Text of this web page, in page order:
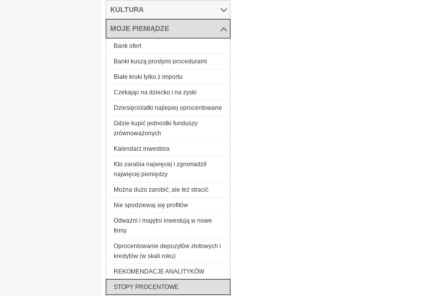
KULTURA
MOJE PIENIĄDZE
Bank ofert
Banki kuszą prostymi procedurami
Białe kruki tylko z importu
Czekając na dziecko i na zyski
Dziesięciolatki najlepiej oprocentowane
Gdzie kupić jednostki funduszy
zrównoważonych
Kalendarz inwestora
Kto zarabia najwięcej i zgromadził
najwięcej pieniędzy
Można dużo zarobić, ale też stracić
Nie spodziewaj się profitów
Odważni i majętni inwestują w nowe
firmy
Oprocentowanie depozytów złotowych i
kredytów (w skali roku)
REKOMENDACJE ANALITYKÓW
STOPY PROCENTOWE